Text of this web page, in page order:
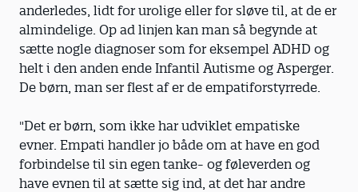
anderledes, lidt for urolige eller for sløve til, at de er
almindelige. Op ad linjen kan man så begynde at
sætte nogle diagnoser som for eksempel ADHD og
helt i den anden ende Infantil Autisme og Asperger.
De børn, man ser flest af er de empatiforstyrrede.
"Det er børn, som ikke har udviklet empatiske
evner. Empati handler jo både om at have en god
forbindelse til sin egen tanke- og føleverden og
have evnen til at sætte sig ind, at det har andre